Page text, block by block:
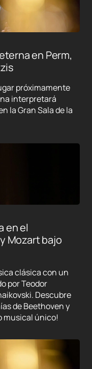
en Perm,
próximamente
interpretará
la Gran Sala de la
en el
Mozart bajo
clásica con un
por Teodor
Descubre
de Beethoven y
musical único!